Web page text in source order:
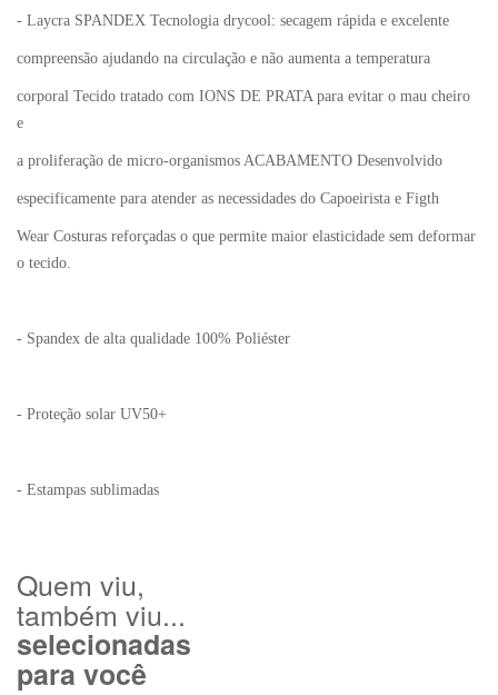
- Laycra SPANDEX Tecnologia drycool: secagem rápida e excelente
compreensão ajudando na circulação e não aumenta a temperatura
corporal Tecido tratado com IONS DE PRATA para evitar o mau cheiro
e
a proliferação de micro-organismos ACABAMENTO Desenvolvido
especificamente para atender as necessidades do Capoeirista e Figth
Wear Costuras reforçadas o que permite maior elasticidade sem deformar
o tecido.
- Spandex de alta qualidade 100% Poliéster
- Proteção solar UV50+
- Estampas sublimadas
Quem viu,
também viu...
selecionadas
para você